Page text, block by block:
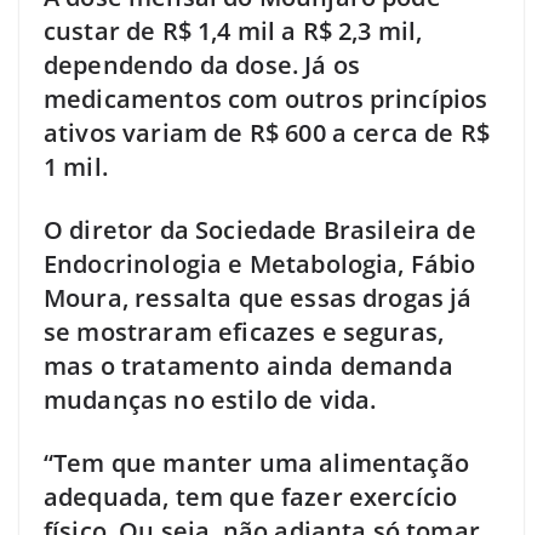
custar de R$ 1,4 mil a R$ 2,3 mil,
dependendo da dose. Já os
medicamentos com outros princípios
ativos variam de R$ 600 a cerca de R$
1 mil.
O diretor da Sociedade Brasileira de
Endocrinologia e Metabologia, Fábio
Moura, ressalta que essas drogas já
se mostraram eficazes e seguras,
mas o tratamento ainda demanda
mudanças no estilo de vida.
“Tem que manter uma alimentação
adequada, tem que fazer exercício